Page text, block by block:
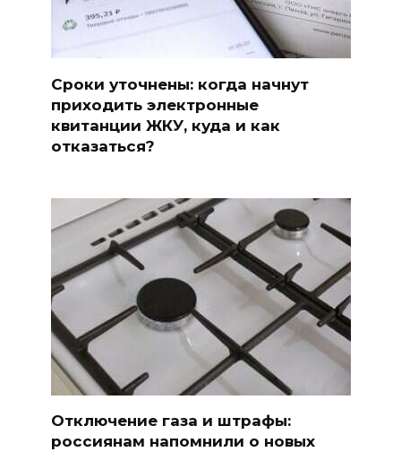
Сроки уточнены: когда начнут
приходить электронные
квитанции ЖКУ, куда и как
отказаться?
Отключение газа и штрафы:
россиянам напомнили о новых